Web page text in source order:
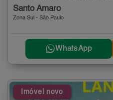
Santo Amaro
Zona Sul - São Paulo
WhatsApp
Imóvel novo